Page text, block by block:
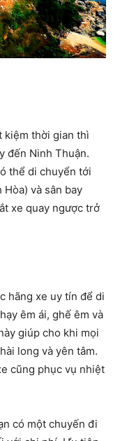
kiệm thời gian thì
đến Ninh Thuận.
thể di chuyển tới
Hòa) và sân bay
xe quay ngược trở
hãng xe uy tín để di
êm ái, ghế êm và
giúp cho khi mọi
long và yên tâm.
cũng phục vụ nhiệt
có một chuyến đi